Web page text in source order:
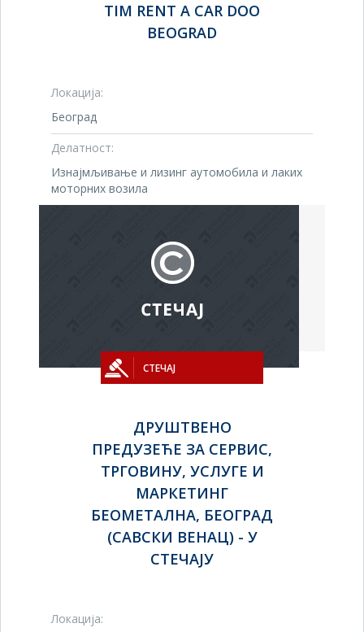
TIM RENT A CAR DOO
BEOGRAD
Локација:
Београд
Делатност:
Изнајмљивање и лизинг аутомобила и лаких
моторних возила
СТЕЧАЈ
ДРУШТВЕНО
ПРЕДУЗЕЋЕ ЗА СЕРВИС,
ТРГОВИНУ, УСЛУГЕ И
МАРКЕТИНГ
БЕОМЕТАЛНА, БЕОГРАД
(САВСКИ ВЕНАЦ) - У
СТЕЧАЈУ
Локација: